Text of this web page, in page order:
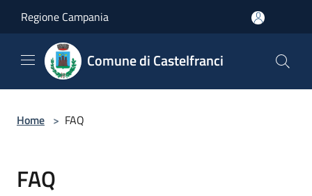
Regione Campania
Comune di Castelfranci
Home > FAQ
FAQ